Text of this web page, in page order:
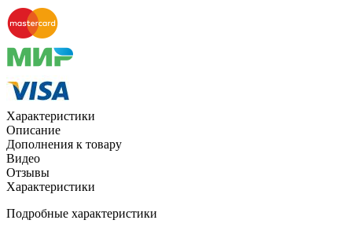
Характеристики
Описание
Дополнения к товару
Видео
Отзывы
Характеристики
Подробные характеристики